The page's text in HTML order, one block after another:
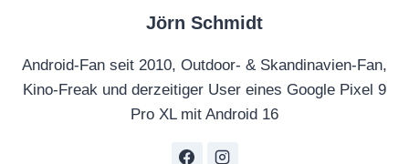
Jörn Schmidt
Android-Fan seit 2010, Outdoor- & Skandinavien-Fan,
Kino-Freak und derzeitiger User eines Google Pixel 9
Pro XL mit Android 16